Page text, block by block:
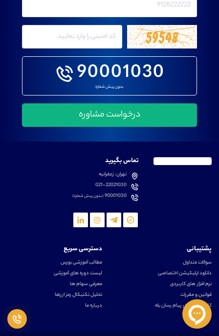
90001030
بدون پیش شماره
تماس بگیرید
تهران، زعفرانیه
021-22021030
90001030(بدون پیش شماره)
پشتیبانی
سوالات متداول
دانلود اپلیکیشن اختصاصی
نرم افزار های کاربردی
قوانین و مقررات
کانال رسمی در پیام رسان بله
دسترسی سریع
مطالب آموزشی بورس
لیست دوره های آموزشی
معرفی سهام ها
تحلیل تکنیکال رمز ارزها
درباره ما